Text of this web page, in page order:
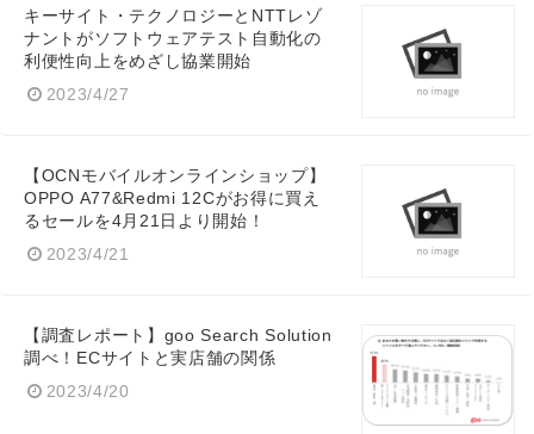
キーサイト・テクノロジーとNTTレゾ
ナントがソフトウェアテスト自動化の
利便性向上をめざし協業開始
2023/4/27
【OCNモバイルオンラインショップ】
OPPO A77&Redmi 12Cがお得に買え
るセールを4月21日より開始！
2023/4/21
【調査レポート】goo Search Solution
調べ！ECサイトと実店舗の関係
2023/4/20